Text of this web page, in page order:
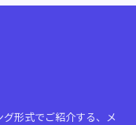
形式でご紹介する、メ